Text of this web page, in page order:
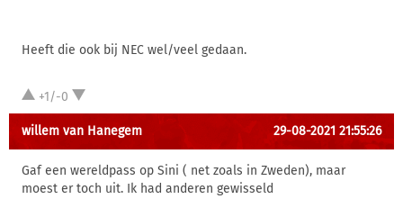
Heeft die ook bij NEC wel/veel gedaan.
+1/-0
willem van Hanegem 29-08-2021 21:55:26
Gaf een wereldpass op Sini ( net zoals in Zweden), maar
moest er toch uit. Ik had anderen gewisseld